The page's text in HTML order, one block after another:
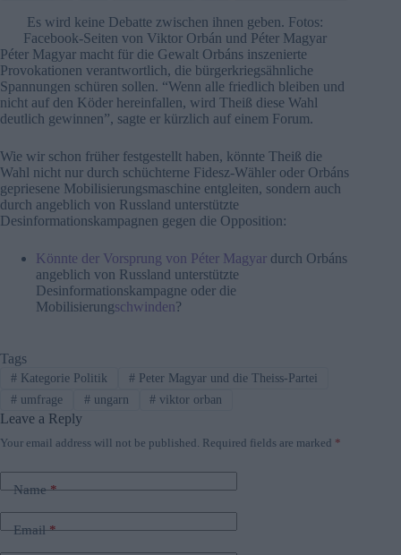
Es wird keine Debatte zwischen ihnen geben. Fotos:
Facebook-Seiten von Viktor Orbán und Péter Magyar
Péter Magyar macht für die Gewalt Orbáns inszenierte
Provokationen verantwortlich, die bürgerkriegsähnliche
Spannungen schüren sollen. “Wenn alle friedlich bleiben und
nicht auf den Köder hereinfallen, wird Theiß diese Wahl
deutlich gewinnen”, sagte er kürzlich auf einem Forum.
Wie wir schon früher festgestellt haben, könnte Theiß die
Wahl nicht nur durch schüchterne Fidesz-Wähler oder Orbáns
gepriesene Mobilisierungsmaschine entgleiten, sondern auch
durch angeblich von Russland unterstützte
Desinformationskampagnen gegen die Opposition:
Könnte der Vorsprung von Péter Magyar durch Orbáns
angeblich von Russland unterstützte
Desinformationskampagne oder die
Mobilisierungschwinden?
Tags
#Kategorie Politik #Peter Magyar und die Theiss-Partei
#umfrage #ungarn # viktor orban
Leave a Reply
Your email address will not be published. Required fields are marked *
Name*
Email*